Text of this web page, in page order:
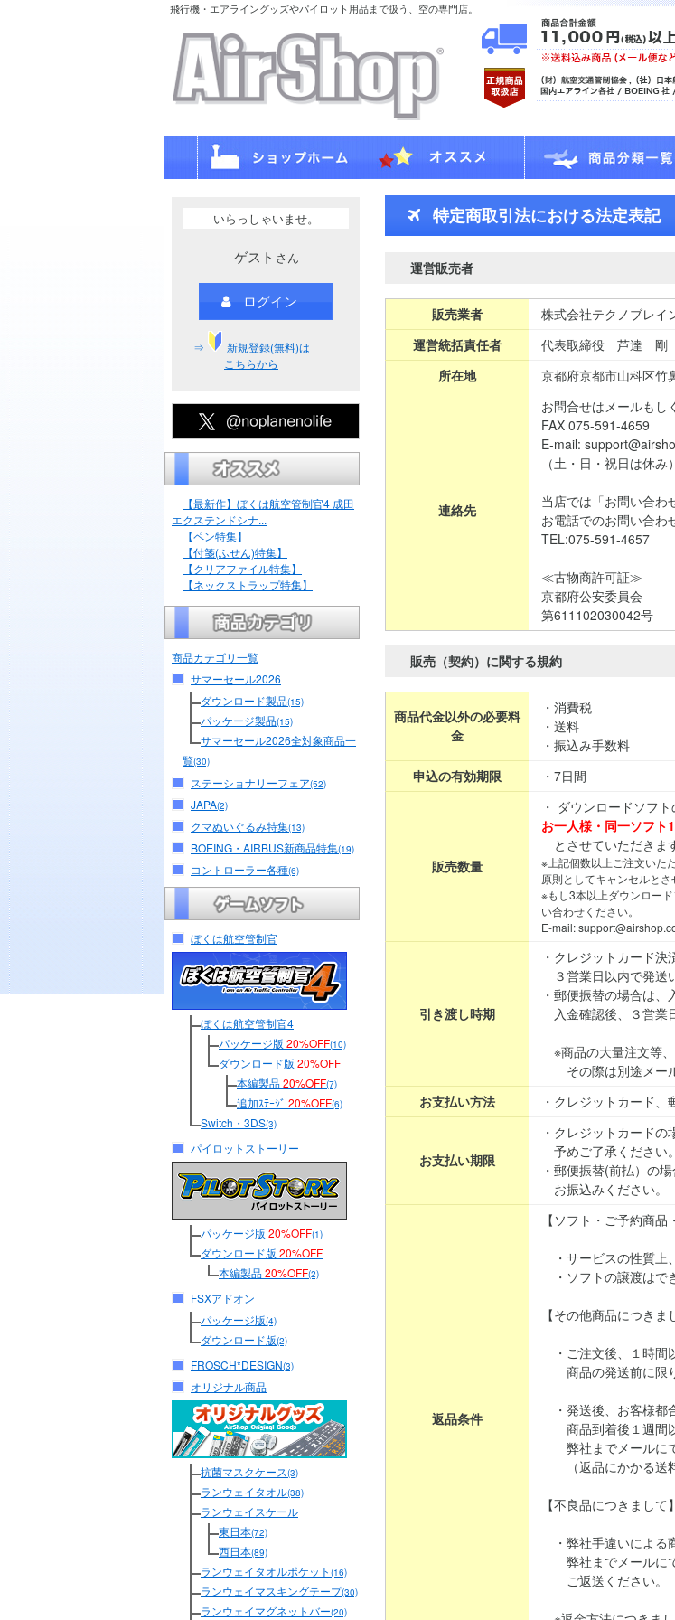
飛行機・エアライングッズやパイロット用品まで扱う、空の専門店。
いらっしゃいませ。
ゲスト さん
ログイン
⇒
新規登録(無料)は
こちらから
【最新作】ぼくは航空管制官4 成田
エクステンドシナ...
【ペン特集】
【付箋(ふせん)特集】
【クリアファイル特集】
【ネックストラップ特集】
商品カテゴリ一覧
サマーセール2026
ダウンロード製品(15)
パッケージ製品(15)
サマーセール2026全対象商品一
覧(30)
ステーショナリーフェア(52)
JAPA(2)
クマぬいぐるみ特集(13)
BOEING・AIRBUS新商品特集(19)
コントローラー各種(6)
ぼくは航空管制官
ぼくは航空管制官4
パッケージ版 20%OFF(10)
ダウンロード版 20%OFF
本編製品20%OFF(7)
追加ｽﾃｰｼﾞ 20%OFF(6)
Switch・3DS(3)
パイロットストーリー
パッケージ版 20%OFF(1)
ダウンロード版 20%OFF
本編製品20%OFF(2)
FSXアドオン
パッケージ版(4)
ダウンロード版(2)
FROSCH*DESIGN(3)
オリジナル商品
抗菌マスクケース(3)
ランウェイタオル(38)
ランウェイスケール
東日本(72)
西日本(89)
ランウェイタオルポケット (16)
ランウェイマスキングテープ(30)
ランウェイマグネットバー(20)
特定商取引法における法定表記
運営販売者
販売業者
株式会社テクノブレイ
運営統括責任者
代表取締役 芦達 剛
所在地
京都府京都市山科区竹
連絡先
お問合せはメールもし
FAX 075-591-4659
E-mail:
（土・日・祝日は休み）
当店では「お問い合わ
お電話でのお問い合わ
TEL:075-591-4657
≪古物商許可証≫
京都府公安委員会
第611102030042号
販売（契約）に関する規約
商品代金以外の必要料
金
・消費税
・送料
・振込み手数料
申込の有効期限
・7日間
販売数量
・ ダウンロードソフ
お一人様・同一ソフト
とさせていただきま
※上記個数以上ご注文いた
原則としてキャンセルとさ
※もし3本以上ダウンロー
い合わせください。
E-mail:
引き渡し時期
・クレジットカード
３営業日以内で発送
・郵便振替の場合は、
入金確認後、３営業
※商品の大量注文等
その際は別途メール
お支払い方法
・クレジットカード、
お支払い期限
・クレジットカードの
予めご了承ください。
・郵便振替(前払）の
お振込みください。
返品条件
【ソフト・ご予約商
・サービスの性質上
・ソフトの譲渡はで
【その他商品につきま
・ご注文後、１時間
商品の発送前に限り
・発送後、お客様都
商品到着後１週間以
弊社までメールにて
（返品にかかる送料
【不良品につきまして】
・弊社手違いによる
弊社までメールにて
ご返送ください。